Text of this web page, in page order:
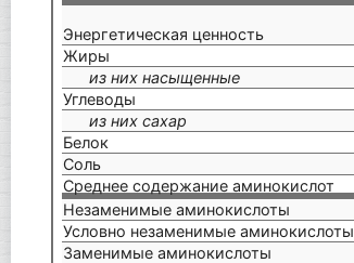
Энергетическая ценность
Жиры
из них насыщенные
Углеводы
из них сахар
Белок
Соль
Среднее содержание аминокислот
Незаменимые аминокислоты
Условно незаменимые аминокислоты
Заменимые аминокислоты